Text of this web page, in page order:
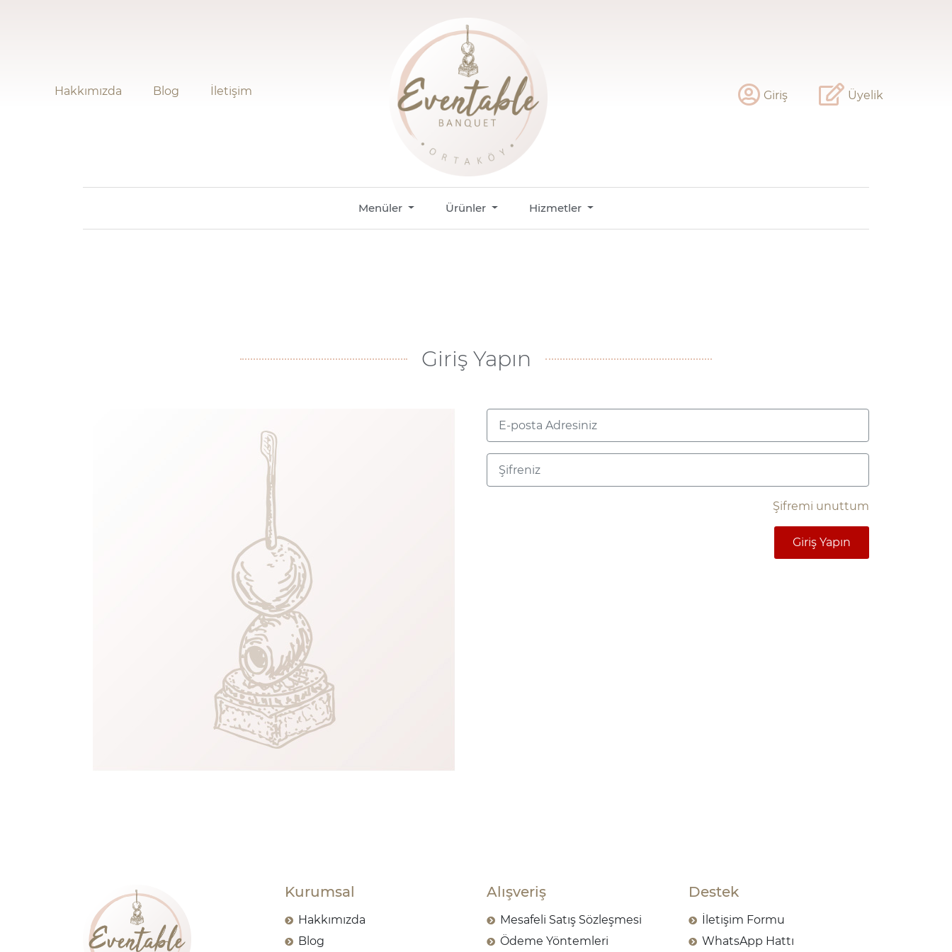
Hakkımızda Blog İletişim Giriş Üyelik
Menüler Ürünler Hizmetler
Giriş Yapın
Şifremi unuttum
Giriş Yapın
Kurumsal
Hakkımızda
Blog
Alışveriş
Mesafeli Satış Sözleşmesi
Ödeme Yöntemleri
Destek
İletişim Formu
WhatsApp Hattı